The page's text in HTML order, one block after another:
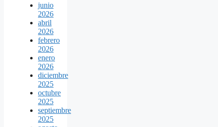
junio
2026
abril
2026
febrero
2026
enero
2026
diciembre
2025
octubre
2025
septiembre
2025